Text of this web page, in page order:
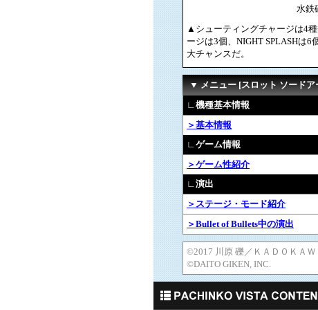
水鉄
▲シューティングチャージは4
ージは3個、NIGHT SPLASHは
大チャンスだ。
▼ メニュー [スロット ソード
∟機種基本情報
＞基本情報
∟ゲーム情報
＞ゲーム性紹介
∟演出
＞ステージ・モード紹介
＞Bullet of Bullets中の演出
©2017 川原 礫／ＫＡＤＯＫＡ
©DAITO GIKEN, INC.